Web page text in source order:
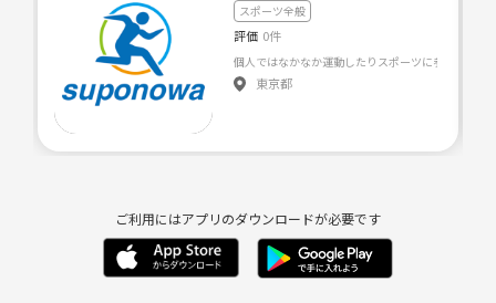
【開催日時・場所】
2020年06月13日(土) 15:00-18:00
総合体育館 第２競技場 半面
バドミントン ＆ 卓球 （バレーボール等も準備）
2020年06月16日(火) 18:00-21:00
【ご参加に当たって】
スポーツ全般
評価 0件
個人ではなかなか運動したりスポーツに参加した
東京都
ご利用にはアプリのダウンロードが必要です